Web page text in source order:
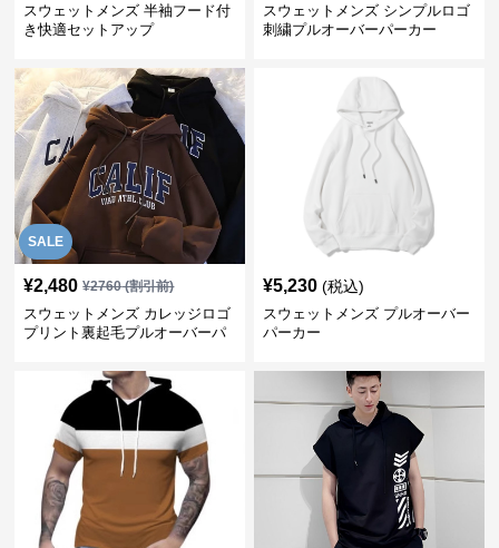
スウェットメンズ 半袖フード付
き快適セットアップ
スウェットメンズ シンプルロゴ
刺繍プルオーバーパーカー
SALE
¥2,480 ¥2760(割引前)
スウェットメンズ カレッジロゴ
プリント裏起毛プルオーバーパ
¥5,230 (税込)
スウェットメンズ プルオーバー
パーカー